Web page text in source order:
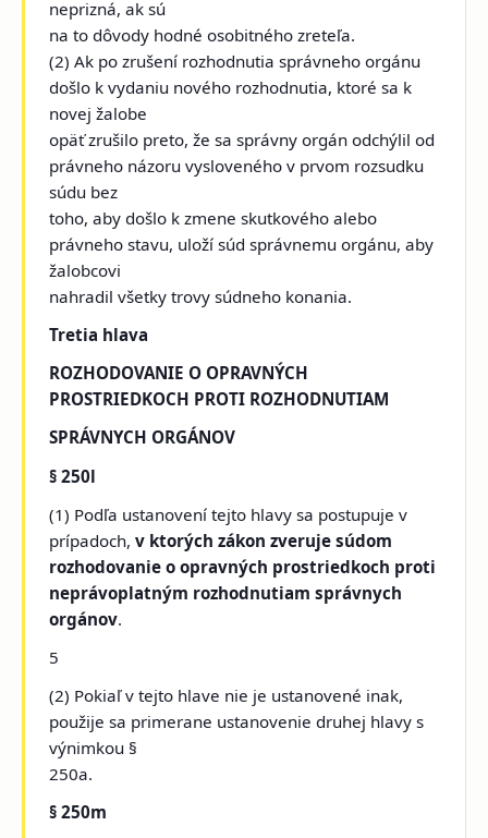
neprizná, ak sú
na to dôvody hodné osobitného zreteľa.
(2) Ak po zrušení rozhodnutia správneho orgánu
došlo k vydaniu nového rozhodnutia, ktoré sa k
novej žalobe
opäť zrušilo preto, že sa správny orgán odchýlil od
právneho názoru vysloveného v prvom rozsudku
súdu bez
toho, aby došlo k zmene skutkového alebo
právneho stavu, uloží súd správnemu orgánu, aby
žalobcovi
nahradil všetky trovy súdneho konania.
Tretia hlava
ROZHODOVANIE O OPRAVNÝCH
PROSTRIEDKOCH PROTI ROZHODNUTIAM
SPRÁVNYCH ORGÁNOV
§ 250l
(1) Podľa ustanovení tejto hlavy sa postupuje v
prípadoch,v ktorých zákon zveruje súdom
rozhodovanie o opravných prostriedkoch proti
neprávoplatným rozhodnutiam správnych
orgánov.
5
(2) Pokiaľ v tejto hlave nie je ustanovené inak,
použije sa primerane ustanovenie druhej hlavy s
výnimkou §
250a.
§ 250m